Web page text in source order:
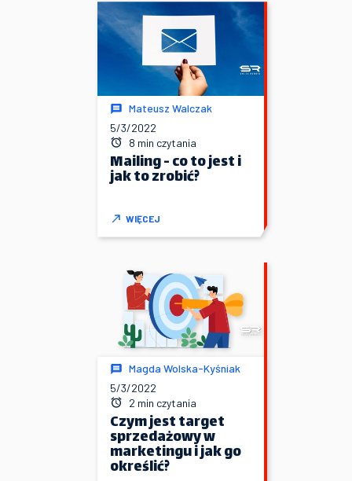
Mateusz Walczak
5/3/2022
8 min czytania
Mailing - co to jest i
jak to zrobić?
WIĘCEJ
Magda Wolska-Kyśniak
5/3/2022
2 min czytania
Czym jest target
sprzedażowy w
marketingu i jak go
określić?